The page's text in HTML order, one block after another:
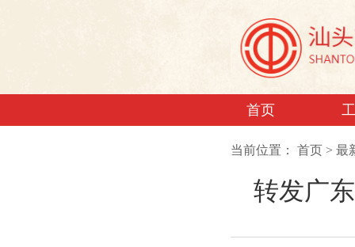
首页
当前位置： 首页 > 最
转发广